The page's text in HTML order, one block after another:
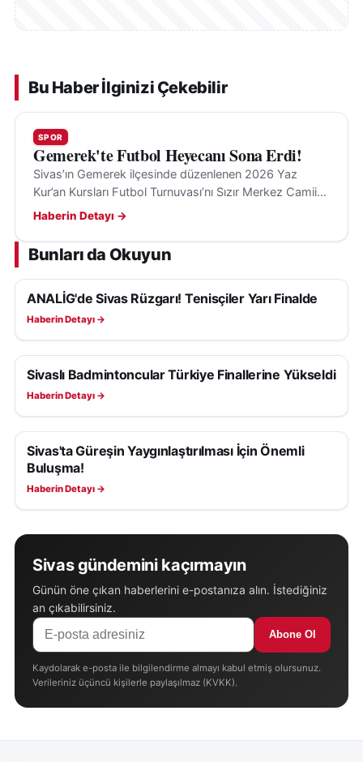
Bu Haber İlginizi Çekebilir
SPOR
Gemerek'te Futbol Heyecanı Sona Erdi!
Sivas’ın Gemerek ilçesinde düzenlenen 2026 Yaz
Kur’an Kursları Futbol Turnuvası’nı Sızır Merkez Camii
öğrencileri kazandı; kupa ve madalyalar kapanışta
Haberin Detayı →
Bunları da Okuyun
SPOR
ANALİG'de Sivas Rüzgarı! Tenisçiler Yarı Finalde
Haberin Detayı →
SPOR
Sivaslı Badmintoncular Türkiye Finallerine Yükseldi
Haberin Detayı →
SPOR
Sivas'ta Güreşin Yaygınlaştırılması İçin Önemli
Buluşma!
Haberin Detayı →
Sivas gündemini kaçırmayın
Günün öne çıkan haberlerini e-postanıza alın. İstediğiniz
an çıkabilirsiniz.
Abone Ol
Kaydolarak e-posta ile bilgilendirme almayı kabul etmiş olursunuz.
Verileriniz üçüncü kişilerle paylaşılmaz (KVKK).